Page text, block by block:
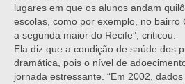
lugares em que os alunos andam
escolas, como por exemplo, no bairro
a segunda maior do Recife”, criticou.
Ela diz que a condição de saúde dos
dramática, pois o nível de
jornada estressante. “Em 2002,